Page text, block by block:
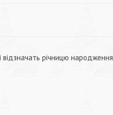
відзначать річницю народження